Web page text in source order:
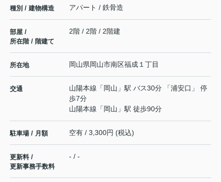
種別 / 建物構造 アパート / 鉄骨造
部屋 /
所在階 / 階建て
2階 / 2階 / 2階建
所在地 岡山県岡山市南区福成 １丁目
交通 山陽本線 「 岡山 」駅 バス30分 「浦安口」 停
歩7分
山陽本線 「 岡山 」駅 徒歩90分
駐車場 / 月額 空有 / 3,300円 (税込)
更新料 /
更新事務手数料
- / -